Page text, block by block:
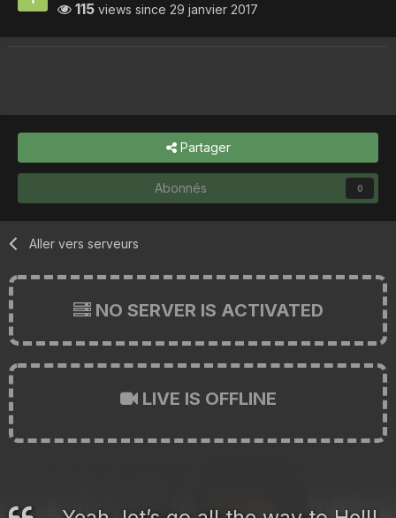
115 views since 29 janvier 2017
Partager
Abonnés 0
Aller vers serveurs
NO SERVER IS ACTIVATED
LIVE IS OFFLINE